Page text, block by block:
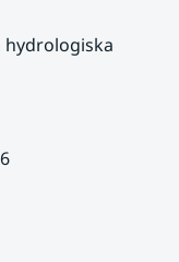
hydrologiska